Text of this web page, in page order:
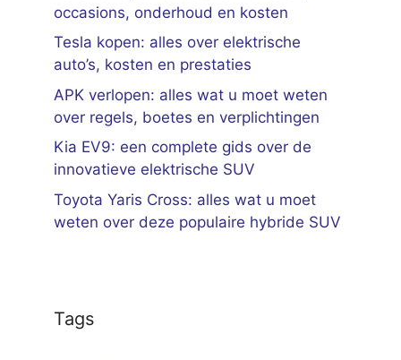
occasions, onderhoud en kosten
Tesla kopen: alles over elektrische
auto’s, kosten en prestaties
APK verlopen: alles wat u moet weten
over regels, boetes en verplichtingen
Kia EV9: een complete gids over de
innovatieve elektrische SUV
Toyota Yaris Cross: alles wat u moet
weten over deze populaire hybride SUV
Tags